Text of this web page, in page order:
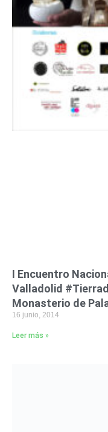
I Encuentro
Valladolid
Monasterio de
16 junio, 2014
Leer más »